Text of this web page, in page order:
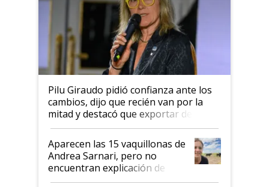
Pilu Giraudo pidió confianza ante los
cambios, dijo que recién van por la
mitad y destacó que exportar dejó de
ser "para unos pocos": "Tenemos un
mandato muy claro del gobierno
nacional"
Aparecen las 15 vaquillonas de
Andrea Sarnari, pero no
encuentran explicación de
cómo llegaron allí